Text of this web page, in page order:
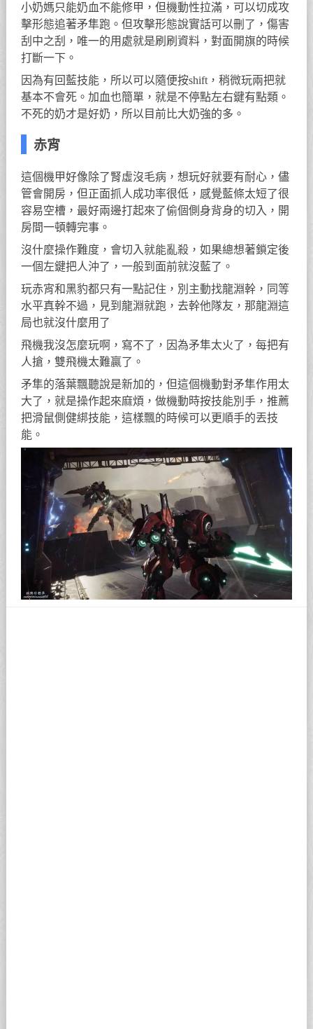
小奶媽只能奶血不能修甲，但機動性拉滿，可以切成攻
擊形態追著矛隼跑。但攻擊形態說實話可以刪了，傷害
刮中之刮，唯一的用處就是刷刷資料，對面開旗的時候
打斷一下。
因為有回藍技能，所以可以隨便按shift，稍微玩兩把就
基本不會死。加血也簡單，就是不停點左右鍵有點類。
不死的奶才是好奶，所以目前比大奶強的多。
赤宵
這個機甲好像除了腎虛沒毛病，想玩好就要有耐心，儘
管會開房，但正面抓人成功率很低，感覺藍條太短了很
容易空槽，最好兩邊打起來了偷個側身背身的切入，開
房間一頓轉完事。
沒什麼操作難度，會切入就能亂殺，如果總想著鎖定後
一個左鍵把人沖了，一般到面前就沒藍了。
玩赤宵和黑豹都只有一點記住，別主動找龍淵幹，同等
水平真幹不過，見到龍淵就跑，去幹他隊友，那龍淵這
局也就沒什麼用了
飛機我沒怎麼玩啊，寫不了，因為矛隼太火了，每把有
人搶，雙飛機太難贏了。
矛隼的落葉飄聽說是新加的，但這個機動對矛隼作用太
大了，就是操作起來麻煩，做機動時按技能別手，推薦
把滑鼠側健綁技能，這樣飄的時候可以更順手的丟技
能。